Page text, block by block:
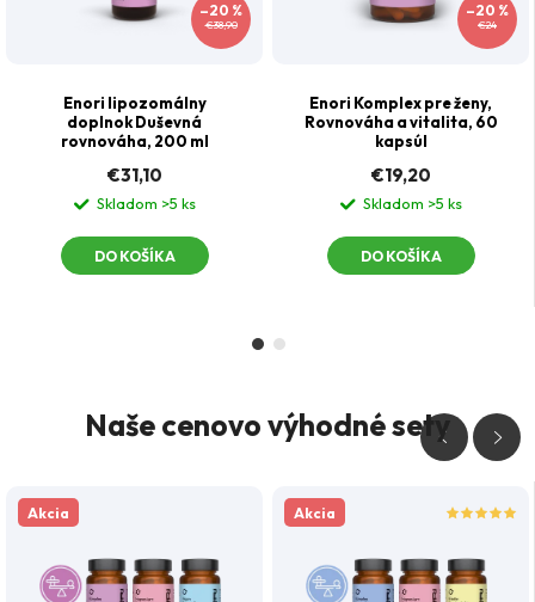
€38,90
–20 %
Enori lipozomálny
doplnok Duševná
rovnováha, 200 ml
€31,10
Skladom >5 ks
DO KOŠÍKA
€24
–20 %
Enori Komplex pre ženy,
Rovnováha a vitalita, 60
kapsúl
€19,20
Skladom >5 ks
DO KOŠÍKA
Naše cenovo výhodné sety
Akcia Akcia